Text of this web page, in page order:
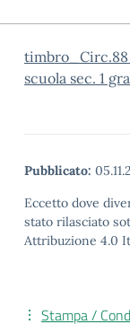
timbro_Circ.88
scuola sec. 1
Pubblicato:
Eccetto dove
stato rilasciato
Attribuzione 4.0
Stampa /